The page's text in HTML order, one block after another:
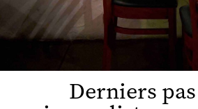
Derniers